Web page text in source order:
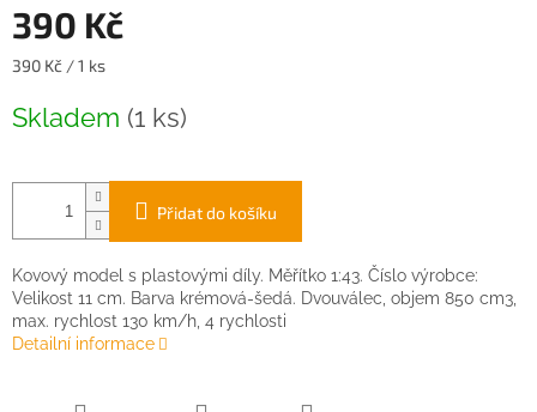
390 Kč
Měrná
390 Kč / 1 ks
Skladem (1 ks)
Přidat do košíku
Kovový model s plastovými díly. Měřítko 1:43. Číslo výrobce:
Velikost 11 cm. Barva krémová-šedá. Dvouválec, objem 850 cm3,
max. rychlost 130 km/h, 4 rychlosti
Detailní informace